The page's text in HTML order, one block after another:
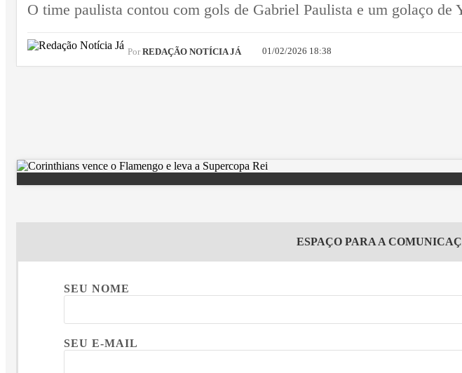
O time paulista contou com gols de Gabriel Paulista e um golaço de
Por REDAÇÃO NOTÍCIA JÁ 01/02/2026 18:38
ESPAÇO PARA A
SEU NOME
SEU E-MAIL